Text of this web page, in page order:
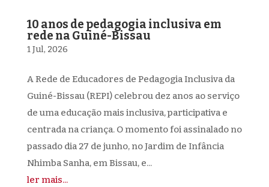
10 anos de pedagogia inclusiva em
rede na Guiné-Bissau
1 Jul, 2026
A Rede de Educadores de Pedagogia Inclusiva da
Guiné-Bissau (REPI) celebrou dez anos ao serviço
de uma educação mais inclusiva, participativa e
centrada na criança. O momento foi assinalado no
passado dia 27 de junho, no Jardim de Infância
Nhimba Sanha, em Bissau, e...
ler mais...